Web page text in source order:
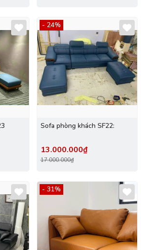
- 24%
Sofa phòng khách SF22:
13.000.000₫
17.000.000₫
- 31%